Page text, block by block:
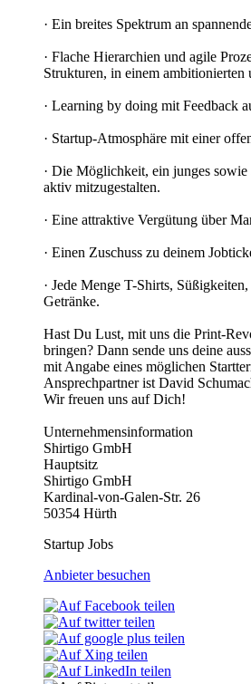
· Ein breites Spektrum an
· Flache Hierarchien und agile
Strukturen, in einem ambitionierten
· Learning by doing mit Feedback
· Startup-Atmosphäre mit einer
· Die Möglichkeit, ein junges sowie
aktiv mitzugestalten.
· Eine attraktive Vergütung über
· Einen Zuschuss zu deinem
· Jede Menge T-Shirts,
Getränke.
Hast Du Lust, mit uns die Print-
bringen? Dann sende uns deine
mit Angabe eines möglichen
Ansprechpartner ist David
Wir freuen uns auf Dich!
Unternehmensinformation
Shirtigo GmbH
Hauptsitz
Shirtigo GmbH
Kardinal-von-Galen-Str. 26
50354 Hürth
Startup Jobs
Anbieter besuchen